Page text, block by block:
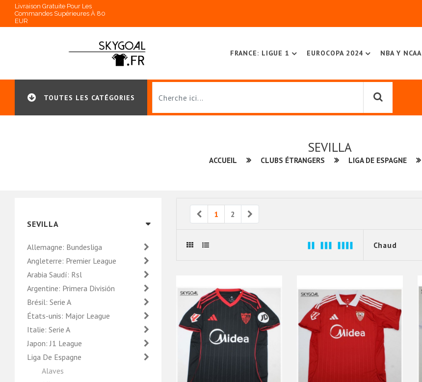
Livraison Gratuite Pour Les
Commandes Supérieures À 80
EUR
FRANCE: LIGUE 1 EUROCOPA 2024 NBA Y NCAA
TOUTES LES CATÉGORIES
SEVILLA
ACCUEIL CLUBS ÉTRANGERS LIGA DE ESPAGNE
SEVILLA
Allemagne: Bundesliga
Angleterre: Premier League
Arabia Saudí: Rsl
Argentine: Primera División
Brésil: Serie A
États-unis: Major League
Italie: Serie A
Japon: J1 League
Liga De Espagne
Alaves
Previous
1 2 Next